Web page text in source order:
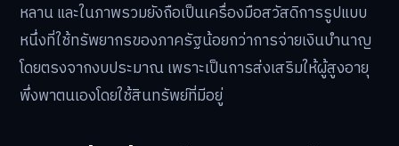
หลาน และในภาพรวมยังถือเป็นเครื่องมือสวัสดิการรูปแบบ
หนึ่งที่ใช้ทรัพยากรของภาครัฐน้อยกว่าการจ่ายเงินบำนาญ
โดยตรงจากงบประมาณ เพราะเป็นการส่งเสริมให้ผู้สูงอายุ
พึ่งพาตนเองโดยใช้สินทรัพย์ที่มีอยู่